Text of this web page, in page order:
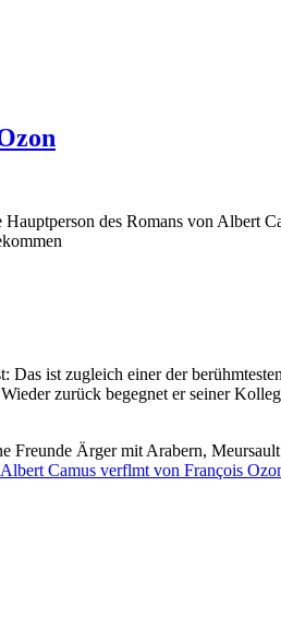
des Romans von Albert
ist zugleich einer der
zurück begegnet er seiner
Freunde Ärger mit Arabern,
Camus verflmt von François